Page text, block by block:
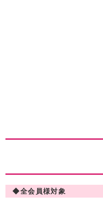
◆全会員様対象